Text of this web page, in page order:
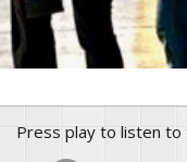
Press play to listen